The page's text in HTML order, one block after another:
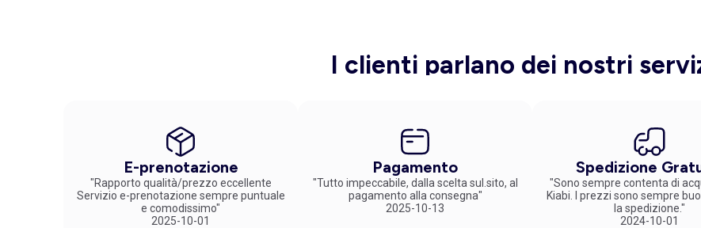
la proposta più morbida e naturale, disponibili in palette cromatiche delicate come il tortora, il rosa antico e il verde salvia,
set risparmio che includono porta ciuccio e catenella abbinati sono la soluzione più pratica e anche la più apprezzata come
I clienti parlano dei nostri
E-prenotazione
"Rapporto qualità/prezzo eccellente
Servizio e-prenotazione sempre puntuale
e comodissimo"
2025-10-01
Pagamento
"Tutto impeccabile, dalla scelta sul.sito, al
pagamento alla consegna"
2025-10-13
Spedizione
"Sono sempre contenta di
Kiabi. I prezzi sono sempre
la spedizione."
2024-10-01